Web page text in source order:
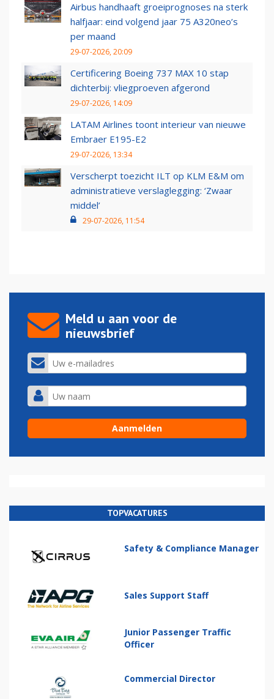
Airbus handhaaft groeiprognoses na sterk
halfjaar: eind volgend jaar 75 A320neo’s
per maand
29-07-2026, 20:09
Certificering Boeing 737 MAX 10 stap
dichterbij: vliegproeven afgerond
29-07-2026, 14:09
LATAM Airlines toont interieur van nieuwe
Embraer E195-E2
29-07-2026, 13:34
Verscherpt toezicht ILT op KLM E&M om
administratieve verslaglegging: ‘Zwaar
middel’
29-07-2026, 11:54
Meld u aan voor de
nieuwsbrief
TOPVACATURES
Safety & Compliance Manager
Sales Support Staff
Junior Passenger Traffic
Officer
Commercial Director